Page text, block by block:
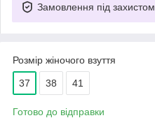
Замовлення під захистом
Розмір жіночого взуття
37 38 41
Готово до відправки